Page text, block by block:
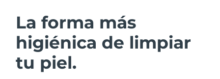
La forma más
higiénica de limpiar
tu piel.
Limpieza facial
Austria Entrega prevista
Baréin Entrega prevista 11/08/2026
Bélgica